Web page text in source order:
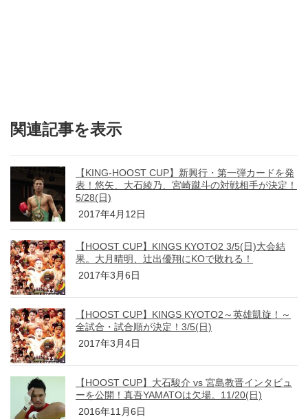
関連記事を表示
【KING-HOOST CUP】新興行・第一弾カードを発
表！悠矢、大石綾乃、宮崎蹴斗の対戦相手が決定！
5/28(日)
2017年4月12日
【HOOST CUP】KINGS KYOTO2 3/5(日)大会結
果。大月晴明、辻出優翔にKOで敗れる！
2017年3月6日
【HOOST CUP】KINGS KYOTO2～英雄凱旋！～
全試合・試合順が決定！3/5(日)
2017年3月4日
【HOOST CUP】大石駿介 vs 宮島教晋インタビュ
ーを公開！真吾YAMATOは欠場。11/20(日)
2016年11月6日